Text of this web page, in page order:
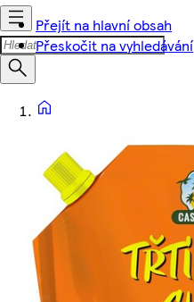
Přejít na hlavní obsah
Přeskočit na vyhledávání